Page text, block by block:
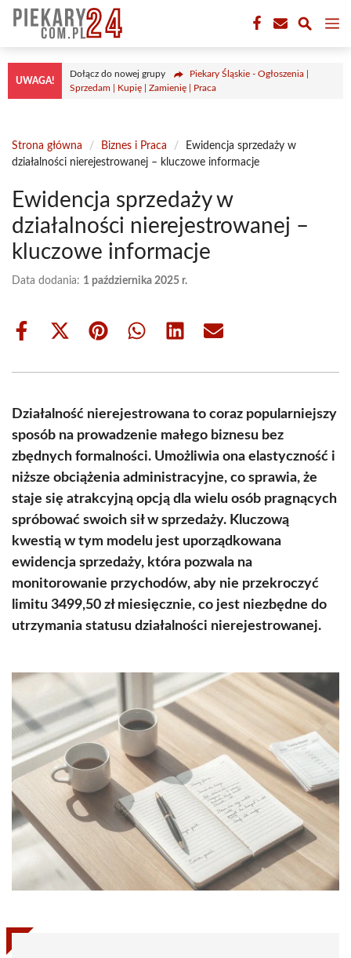
Przejdź
treści
UWAGA!
Dołącz do nowej grupy
Piekary Śląskie - Ogłoszenia |
Sprzedam | Kupię | Zamienię | Praca
Strona główna / Biznes i Praca /
Ewidencja sprzedaży w
działalności nierejestrowanej – kluczowe informacje
Ewidencja sprzedaży w
działalności nierejestrowanej –
kluczowe informacje
Data dodania: 1 października 2025 r.
Share
Share
(Twitter)
Share Share Share Share
Działalność nierejestrowana to coraz popularniejszy
sposób na prowadzenie małego biznesu bez
zbędnych formalności. Umożliwia ona elastyczność i
niższe obciążenia administracyjne, co sprawia, że
staje się atrakcyjną opcją dla wielu osób pragnących
spróbować swoich sił w sprzedaży. Kluczową
kwestią w tym modelu jest uporządkowana
ewidencja sprzedaży, która pozwala na
monitorowanie przychodów, aby nie przekroczyć
limitu 3499,50 zł miesięcznie, co jest niezbędne do
utrzymania statusu działalności nierejestrowanej.